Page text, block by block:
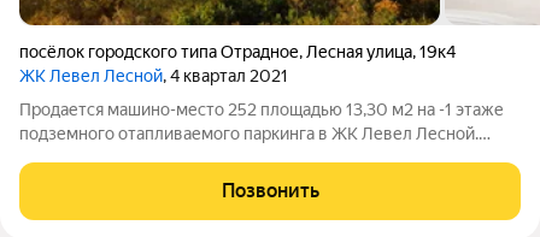
посёлок городского типа Отрадное, Лесная улица,19к4
ЖК Левел Лесной, 4 квартал 2021
Продается машино-место 252 площадью 13,30 м2 на -1 этаже
подземного отапливаемого паркинга в ЖК Левел Лесной.
организовать большой шкаф для хранения, либо использовать
дополнительную площадь для парковки
Позвонить